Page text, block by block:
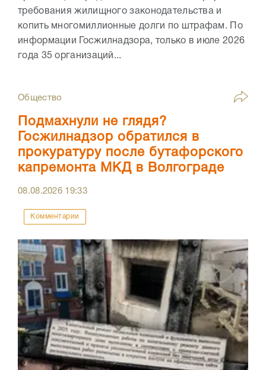
требования жилищного законодательства и
копить многомиллионные долги по штрафам. По
информации Госжилнадзора, только в июле 2026
года 35 организаций...
Общество
Подмахнули не глядя?
Госжилнадзор обратился в
прокуратуру после бутафорского
капремонта МКД в Волгограде
08.08.2026 19:33
Комментарии